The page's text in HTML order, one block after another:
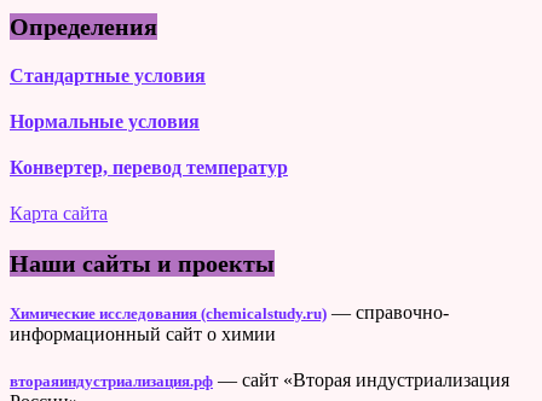
Определения
Стандартные условия
Нормальные условия
Конвертер, перевод температур
Карта сайта
Наши сайты и проекты
Химические исследования (chemicalstudy.ru) — справочно-
информационный сайт о химии
втораяиндустриализация.рф — сайт «Вторая индустриализация